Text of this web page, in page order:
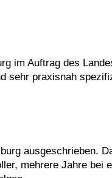
im Auftrag des
sehr praxisnah
ausgeschrieben.
mehrere Jahre